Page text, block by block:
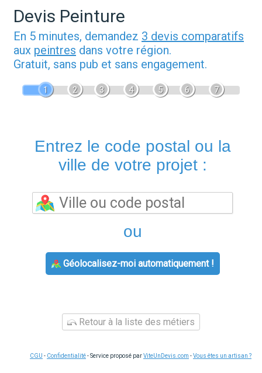
Devis Peinture
En 5 minutes, demandez 3 devis comparatifs
aux peintres dans votre région.
Gratuit, sans pub et sans engagement.
1 2 3 4 5 6 7
Entrez le code postal ou la
ville de votre projet :
ou
Géolocalisez-moi automatiquement !
Retour à la liste des métiers
CGU - Confidentialité- Service proposé parViteUnDevis.com -Vous êtes un artisan ?